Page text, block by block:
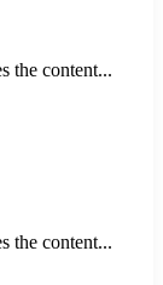
the content...
the content...